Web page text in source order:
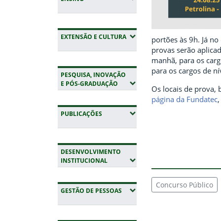
EXTENSÃO E CULTURA(EXPANDIR SUBMENUS)
PESQUISA, INOVAÇÃO
E PÓS-GRADUAÇÃO (EXPANDIR SUBMENUS)
PUBLICAÇÕES (EXPANDIR SUBMENUS)
DESENVOLVIMENTO
INSTITUCIONAL(EXPANDIR SUBMENUS)
GESTÃO DE PESSOAS (EXPANDIR SUBMENUS)
portões às 9h. Já
provas serão
manhã, para os
para os cargos de
Os locais de prova,
página da Fundatec
Concurso Público